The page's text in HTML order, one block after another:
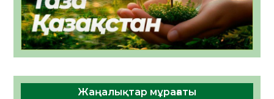
Жаңалықтар мұрағаты